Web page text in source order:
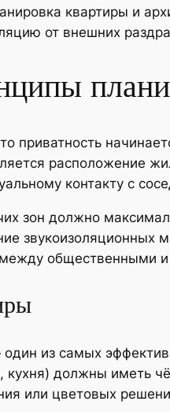
квартиры и
от внешних
приватность
расположение
контакту с
зон должно
общественными
из самых
кухня) должны иметь
или цветовых